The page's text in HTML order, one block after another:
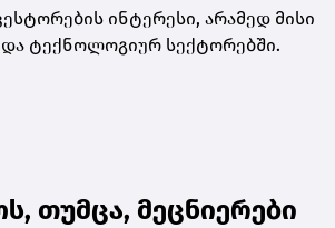
ინტერესი, არამედ მისი
და ტექნოლოგიურ სექტორებში.
თუმცა, მეცნიერები